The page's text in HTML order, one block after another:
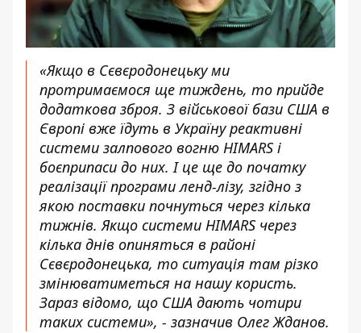
«Якщо в Сєвєродонецьку ми
протримаємося ще тиждень, то прийде
додаткова зброя. З військової бази США в
Європі вже їдуть в Україну реактивні
системи залпового вогню HIMARS і
боєприпаси до них. І це ще до початку
реалізації програми ленд-лізу, згідно з
якою поставки почнуться через кілька
тижнів. Якщо системи HIMARS через
кілька днів опиняться в районі
Сєвєродонецька, то ситуація там різко
змінюватиметься на нашу користь.
Зараз відомо, що США дають чотири
таких системи», - зазначив Олег Жданов.